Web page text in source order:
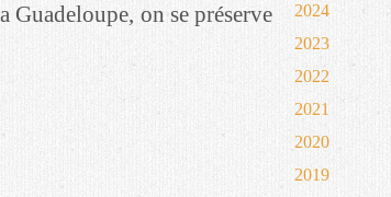
on se préserve
2024
2023
2022
2021
2020
2019